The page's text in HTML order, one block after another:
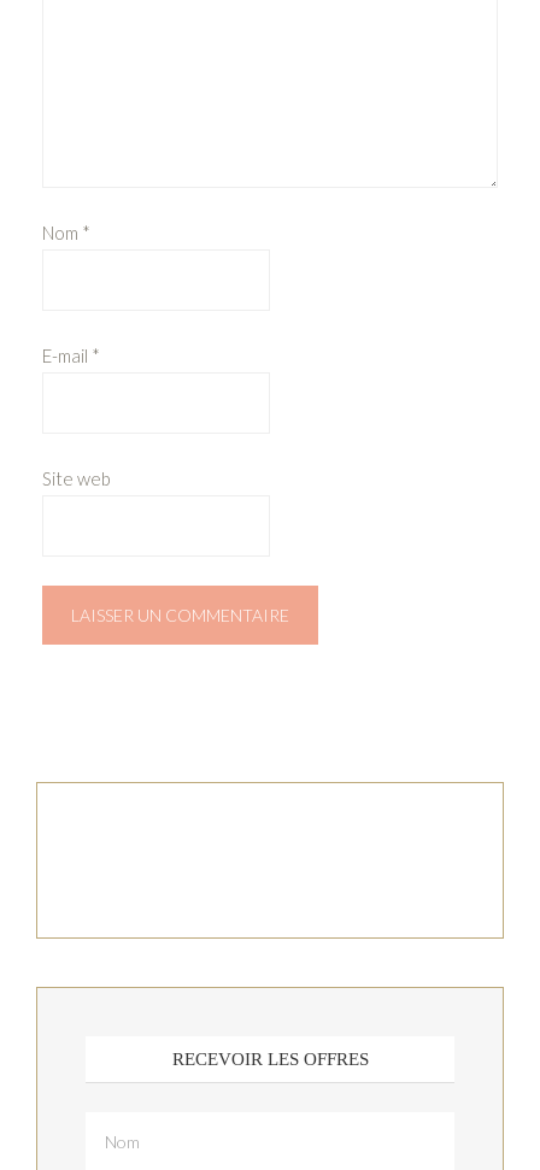
Nom *
E-mail *
Site web
RECEVOIR LES OFFRES